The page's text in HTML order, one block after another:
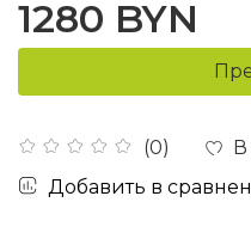
(0)
В
Добавить в
1280 BYN